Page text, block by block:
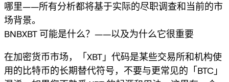
哪里——所有分析都将基于实际的尽职调查和当前的市
场背景。
BNBXBT 可能是什么？——以及为什么它很重要
在加密货币市场，「XBT」代码是某些交易所和机构使
用的比特币的长期替代符号，不要与更常见的「BTC」